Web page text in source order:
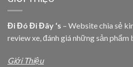
Đi Đó Đi Đây ‘s – Website chia sẻ
review xe, đánh giá những sản
Giới Thiệu